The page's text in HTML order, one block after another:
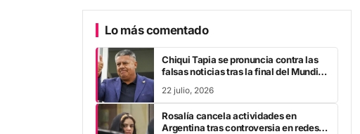
Lo más comentado
Chiqui Tapia se pronuncia contra las
falsas noticias tras la final del Mundial
22 julio, 2026
Rosalía cancela actividades en
Argentina tras controversia en redes